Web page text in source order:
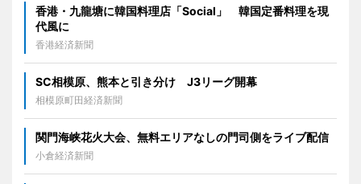
香港・九龍塘に韓国料理店「Social」 韓国定番料理を現
代風に
香港経済新聞
SC相模原、熊本と引き分け J3リーグ開幕
相模原町田経済新聞
関門海峡花火大会、無料エリアなしの門司側をライブ配信
小倉経済新聞